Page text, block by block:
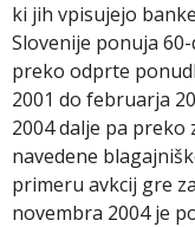
ki jih vpisujejo
Slovenije ponuja
preko odprte
2001 do februarja
2004 dalje pa
navedene
primeru avkcij gre
novembra 2004 je